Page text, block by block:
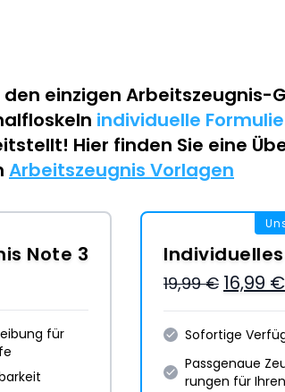
einzigen Arbeitszeugnis-
individuelle
Hier finden Sie eine
Arbeitszeugnis Vorlagen
Note 3
für
19,99 € 16,99 €
Sofortige
Passgenaue
rungen für